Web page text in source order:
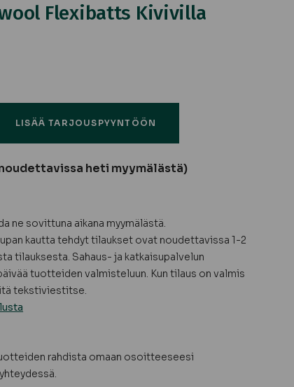
Flexibatts Kivivilla
LISÄÄ TARJOUSPYYNTÖÖN
heti myymälästä)
ne sovittuna aikana myymälästä.
kautta tehdyt tilaukset ovat noudettavissa 1-2
tilauksesta. Sahaus- ja katkaisupalvelun
tuotteiden valmisteluun. Kun tilaus on valmis
tekstiviestitse.
rahdista omaan osoitteeseesi